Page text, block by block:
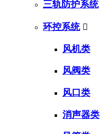
三轨防护系统
环控系统 
风机类
风阀类
风口类
消声器类